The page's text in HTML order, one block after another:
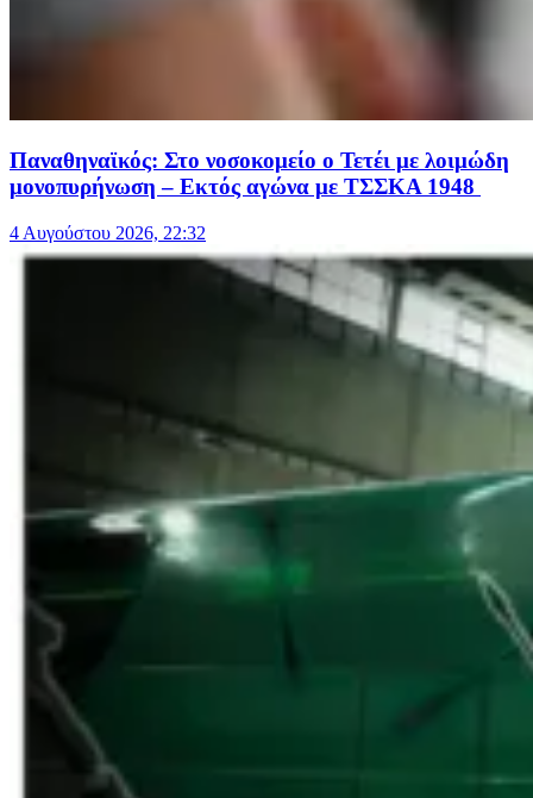
Παναθηναϊκός: Στο νοσοκομείο ο Τετέι με λοιμώδη
μονοπυρήνωση – Εκτός αγώνα με ΤΣΣΚΑ 1948
4 Αυγούστου 2026, 22:32